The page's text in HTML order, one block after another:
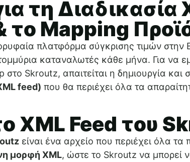
τη Διαδικασία
το Mapping
πλατφόρμα σύγκρισης τιμών στην
καταναλωτές κάθε μήνα. Για να
στο Skroutz, απαιτείται η δημιουργία
feed) που θα περιέχει όλα τα
XML Feed του
είναι ένα αρχείο που περιέχει όλα τα
μορφή XML, ώστε το Skroutz να μπορεί